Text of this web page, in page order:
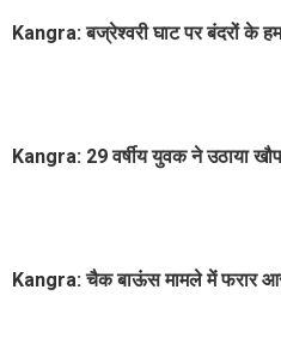
Kangra: बज्रेश्वरी घाट पर बंदरों के
Kangra: 29 वर्षीय युवक ने उठाया
Kangra: चैक बाऊंस मामले में फरार